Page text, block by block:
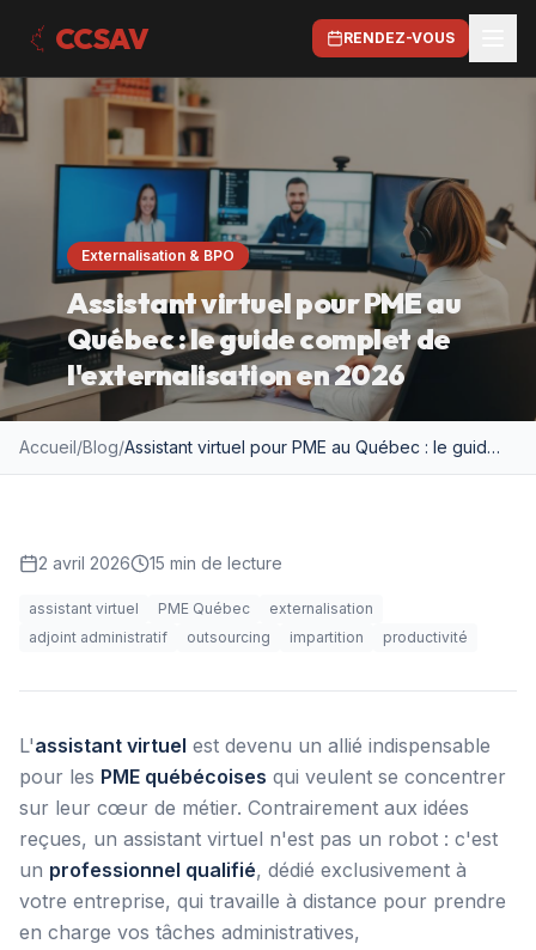
CCSAV RENDEZ-VOUS
Externalisation & BPO
Assistant virtuel pour PME au
Québec : le guide complet de
l'externalisation en 2026
Accueil/Blog/ Assistant virtuel pour PME au Québec : le guide complet de l'externalisation en 2026
2 avril 2026 15 min de lecture
assistant virtuel PME Québec
externalisation
adjoint administratif
outsourcing impartition productivité
L'assistant virtuel est devenu un allié indispensable
pour les PME québécoises qui veulent se concentrer
sur leur cœur de métier. Contrairement aux idées
reçues, un assistant virtuel n'est pas un robot : c'est
un professionnel qualifié, dédié exclusivement à
votre entreprise, qui travaille à distance pour prendre
en charge vos tâches administratives,